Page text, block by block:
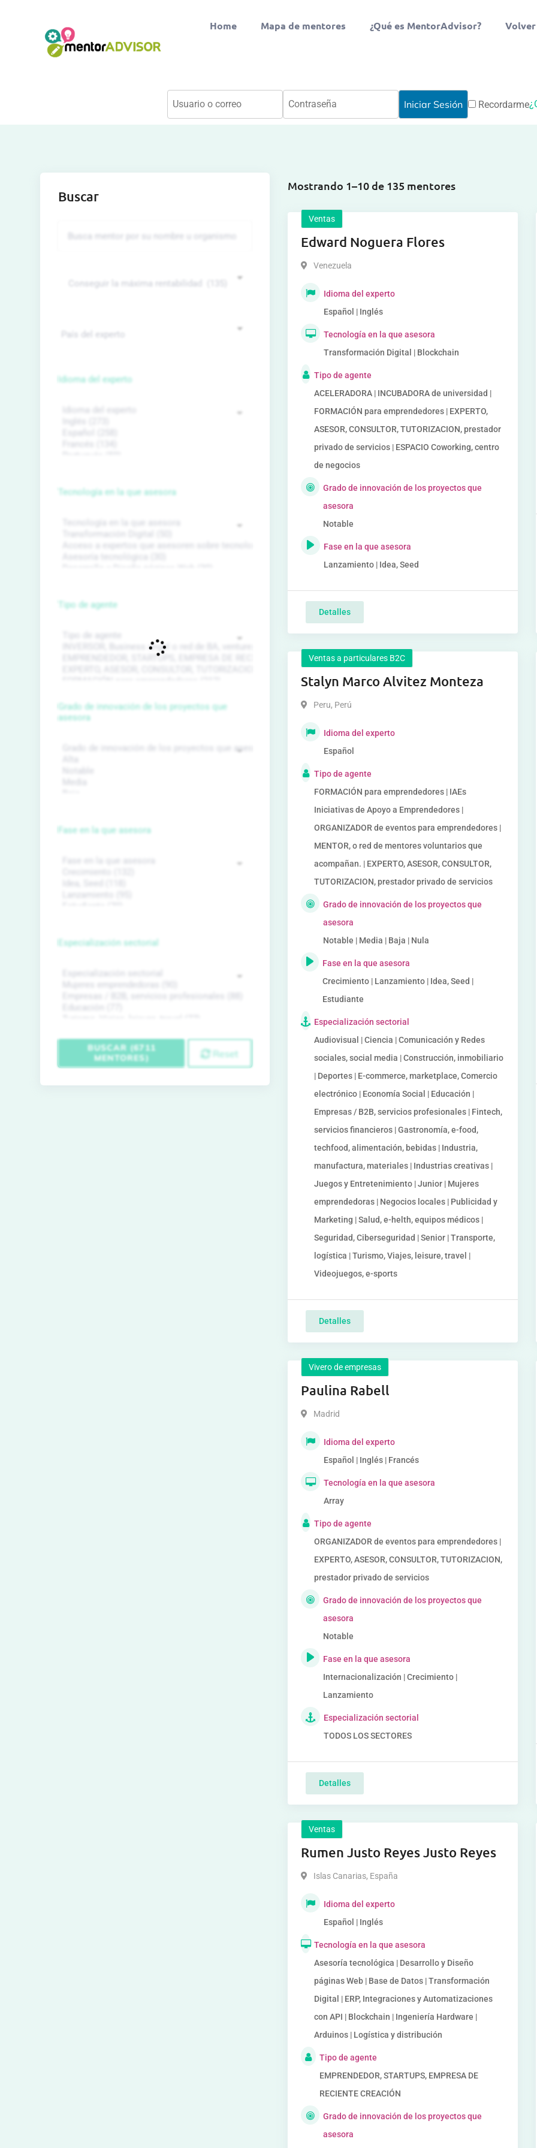
Home Mapa de mentores ¿Qué es MentorAdvisor?
Recordarme
Mostrando 1–10 de 135 mentores
Ventas
Edward Noguera Flores
Venezuela
Idioma del experto
Español | Inglés
Tecnología en la que asesora
Transformación Digital | Blockchain
Tipo de agente
ACELERADORA | INCUBADORA de universidad |
FORMACIÓN para emprendedores | EXPERTO,
ASESOR, CONSULTOR, TUTORIZACION, prestador
privado de servicios | ESPACIO Coworking, centro
de negocios
Grado de innovación de los proyectos que
asesora
Notable
Fase en la que asesora
Lanzamiento | Idea, Seed
Detalles
Ventas a particulares B2C
Stalyn Marco Alvitez Monteza
Peru, Perú
Idioma del experto
Español
Tipo de agente
FORMACIÓN para emprendedores | IAEs
Iniciativas de Apoyo a Emprendedores |
ORGANIZADOR de eventos para emprendedores |
MENTOR, o red de mentores voluntarios que
acompañan. | EXPERTO, ASESOR, CONSULTOR,
TUTORIZACION, prestador privado de servicios
Grado de innovación de los proyectos que
asesora
Notable | Media | Baja | Nula
Fase en la que asesora
Crecimiento | Lanzamiento | Idea, Seed |
Estudiante
Especialización sectorial
Audiovisual | Ciencia | Comunicación y Redes
sociales, social media | Construcción, inmobiliario
| Deportes | E-commerce, marketplace, Comercio
electrónico | Economía Social | Educación |
Empresas / B2B, servicios profesionales | Fintech,
servicios financieros | Gastronomía, e-food,
techfood, alimentación, bebidas | Industria,
manufactura, materiales | Industrias creativas |
Juegos y Entretenimiento | Junior | Mujeres
emprendedoras | Negocios locales | Publicidad y
Marketing | Salud, e-helth, equipos médicos |
Seguridad, Ciberseguridad | Senior | Transporte,
logística | Turismo, Viajes, leisure, travel |
Videojuegos, e-sports
Detalles
Vivero de empresas
Paulina Rabell
Madrid
Idioma del experto
Español | Inglés | Francés
Tecnología en la que asesora
Array
Tipo de agente
ORGANIZADOR de eventos para emprendedores |
EXPERTO, ASESOR, CONSULTOR, TUTORIZACION,
prestador privado de servicios
Grado de innovación de los proyectos que
asesora
Notable
Fase en la que asesora
Internacionalización | Crecimiento |
Lanzamiento
Especialización sectorial
TODOS LOS SECTORES
Detalles
Ventas
Rumen Justo Reyes Justo Reyes
Islas Canarias, España
Idioma del experto
Español | Inglés
Tecnología en la que asesora
Asesoría tecnológica | Desarrollo y Diseño
páginas Web | Base de Datos | Transformación
Digital | ERP, Integraciones y Automatizaciones
con API | Blockchain | Ingeniería Hardware |
Arduinos | Logística y distribución
Tipo de agente
EMPRENDEDOR, STARTUPS, EMPRESA DE
RECIENTE CREACIÓN
Grado de innovación de los proyectos que
asesora
Buscar
Idioma del experto
Tecnología en la que asesora
Tipo de agente
Grado de innovación de los proyectos que
asesora
Fase en la que asesora
Especialización sectorial
BUSCAR (6711
MENTORES)
Reset